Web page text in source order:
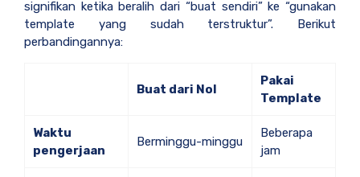
signifikan ketika beralih dari “buat sendiri” ke “gunakan
template yang sudah terstruktur”. Berikut
perbandingannya:
Buat dari Nol
Pakai
Template
Waktu
pengerjaan
Berminggu-minggu
Beberapa
jam